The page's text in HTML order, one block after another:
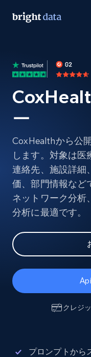
ー
CoxHealthから公
します。対象は医
連絡先、施設詳細
価、部門情報など
ネットワーク分析
分析に最適です。
クレジ
プロンプトから